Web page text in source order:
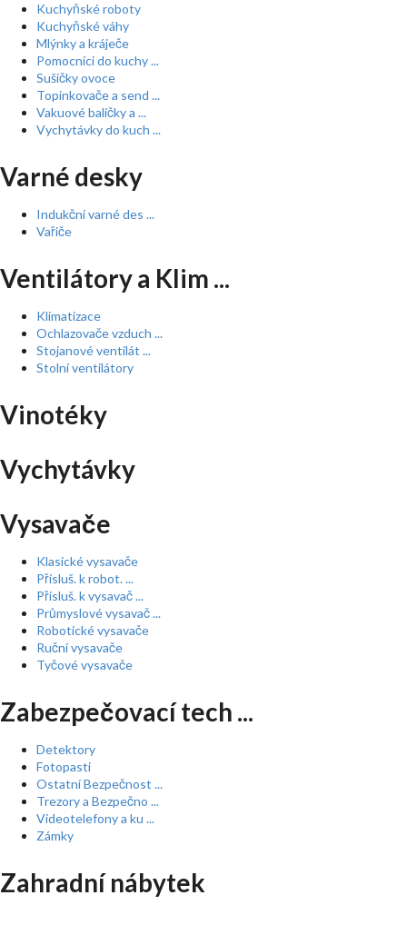
Kuchyňské roboty
Kuchyňské váhy
Mlýnky a kráječe
Pomocníci do kuchy ...
Sušičky ovoce
Topinkovače a send ...
Vakuové baličky a ...
Vychytávky do kuch ...
Varné desky
Indukční varné des ...
Vařiče
Ventilátory a Klim ...
Klimatizace
Ochlazovače vzduch ...
Stojanové ventilát ...
Stolní ventilátory
Vinotéky
Vychytávky
Vysavače
Klasické vysavače
Přísluš. k robot. ...
Přísluš. k vysavač ...
Průmyslové vysavač ...
Robotické vysavače
Ruční vysavače
Tyčové vysavače
Zabezpečovací tech ...
Detektory
Fotopasti
Ostatní Bezpečnost ...
Trezory a Bezpečno ...
Videotelefony a ku ...
Zámky
Zahradní nábytek